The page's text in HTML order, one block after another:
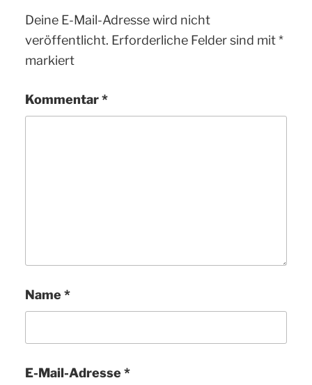
Deine E-Mail-Adresse wird nicht
veröffentlicht. Erforderliche Felder sind mit*
markiert
Kommentar*
Name *
E-Mail-Adresse *